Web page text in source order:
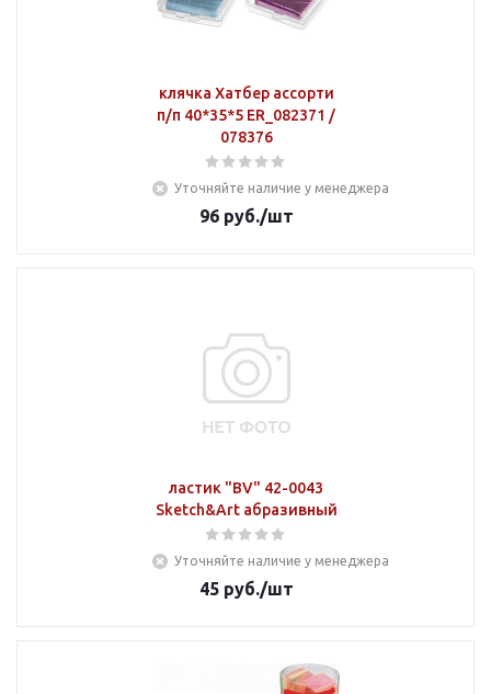
клячка Хатбер ассорти
п/п 40*35*5 ER_082371 /
078376
Уточняйте наличие у менеджера
96руб./шт
ластик "BV" 42-0043
Sketch&Art абразивный
Уточняйте наличие у менеджера
45руб./шт